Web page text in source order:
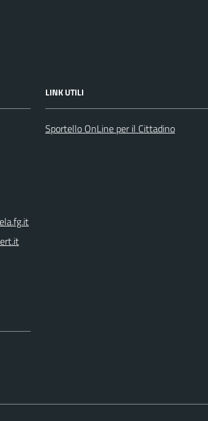
LINK UTILI
Sportello OnLine per il Cittadino